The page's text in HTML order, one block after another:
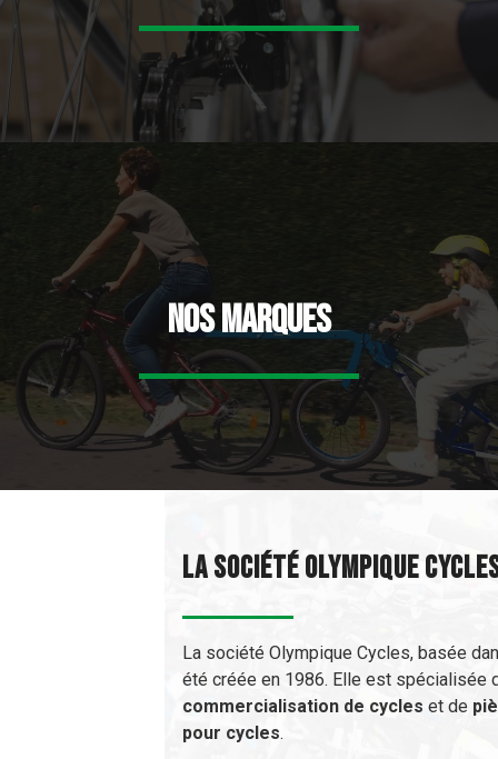
Nos marques
La société olympique
La société Olympique Cycles, basée
été créée en 1986. Elle est spécialisée
commercialisation de cycles et de
pour cycles.